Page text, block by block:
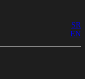
SR
EN